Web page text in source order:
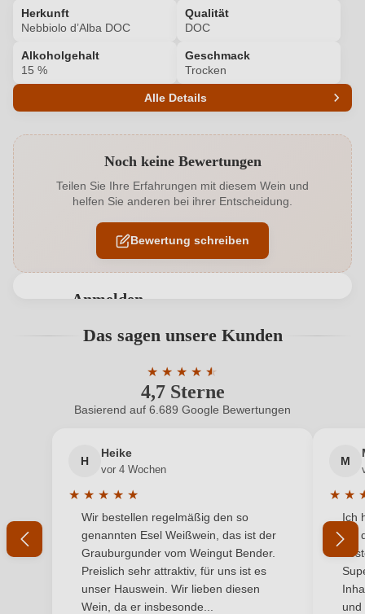
Herkunft
Nebbiolo d’Alba DOC
Qualität
DOC
Alkoholgehalt
15 %
Geschmack
Trocken
Alle Details
Alkoholgehalt in % 15 %
Allergene Enthält Sulfite
Geographische Angabe Nebbiolo d’Alba DOC
Passt zu Pasta, Rotes Fleisch, Wild
Qualität DOC
Nebbiolo
Noch keine Bewertungen
Teilen Sie Ihre Erfahrungen mit diesem Wein und
helfen Sie anderen bei ihrer Entscheidung.
Bewertung schreiben
Anmelden
Benutzern abgegeben werden. Bitte loggen Sie sich
Neuer Kunde? Neuer Kunde?
Ihre E-Mail-Adresse
Ihr Passwort
Ich habe mein Passwort vergessen
Das sagen unsere Kunden
4,7 Sterne
★ ★ ★ ★ ★
★
Durchschnittliche Bewertung von 4.7
Basierend auf 6.689 Google Bewertungen
H
Heike
vor 4 Wochen
★ ★ ★ ★ ★
Durchschnittliche Bewertung von 5 von 5 Sternen
Wir bestellen regelmäßig den so
genannten Esel Weißwein, das ist der
Grauburgunder vom Weingut Bender.
Preislich sehr attraktiv, für uns ist es
unser Hauswein. Wir lieben diesen
Wein, da er insbesonde...
M
★ ★
Ich
mit
und